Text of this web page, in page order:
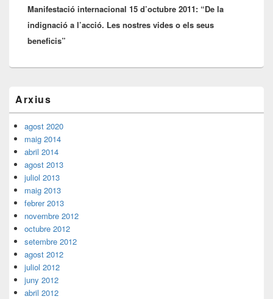
Manifestació internacional 15 d’octubre 2011: “De la
indignació a l’acció. Les nostres vides o els seus
beneficis”
lateral
principal
Arxius
agost 2020
maig 2014
abril 2014
agost 2013
juliol 2013
maig 2013
febrer 2013
novembre 2012
octubre 2012
setembre 2012
agost 2012
juliol 2012
juny 2012
abril 2012